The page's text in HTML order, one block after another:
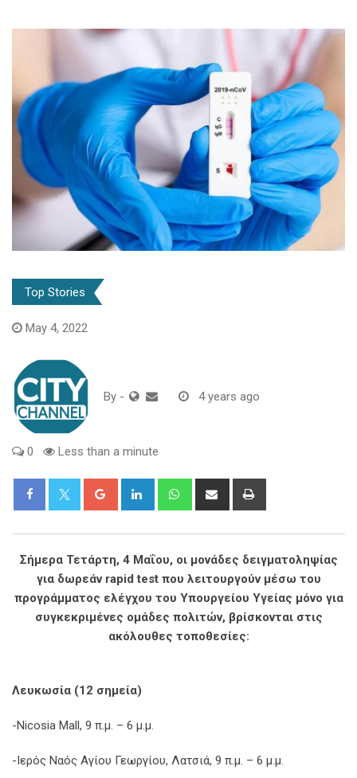
Top Stories
May 4, 2022
By - 4 years ago
0 Less than a minute
Google+ LinkedIn WhatsappShare
Σήμερα Τετάρτη, 4 Μαΐου, οι μονάδες δειγματοληψίας
για δωρεάν rapid test που λειτουργούν μέσω του
προγράμματος ελέγχου του Υπουργείου Υγείας μόνο για
συγκεκριμένες ομάδες πολιτών, βρίσκονται στις
ακόλουθες τοποθεσίες:
Λευκωσία (12 σημεία)
-Nicosia Mall, 9 π.μ. – 6 μ.μ.
-Ιερός Ναός Αγίου Γεωργίου, Λατσιά, 9 π.μ. – 6 μ.μ.